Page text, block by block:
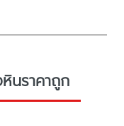
นราคาถูก